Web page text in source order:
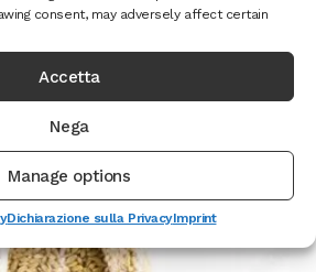
consent, may adversely affect certain
Accetta
Nega
Manage options
Dichiarazione sulla PrivacyImprint
Leggi tutto